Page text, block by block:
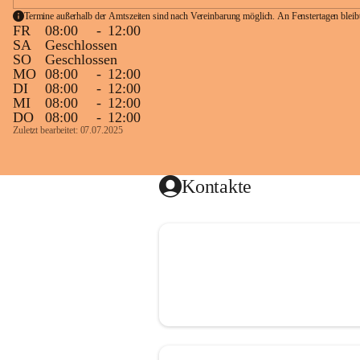
Termine außerhalb der Amtszeiten sind nach Vereinbarung möglich. An Fenstertagen
FR 08:00 - 12:00
SA
Geschlossen
SO
Geschlossen
MO 08:00 - 12:00
DI
08:00 - 12:00
MI
08:00 - 12:00
DO
08:00 - 12:00
Zuletzt bearbeitet: 07.07.2025
Kontakte